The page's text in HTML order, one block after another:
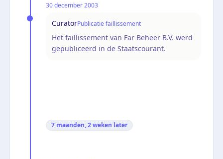
30 december 2003
CuratorPublicatie faillissement
Het faillissement van Far Beheer B.V. werd
gepubliceerd in de Staatscourant.
7 maanden, 2 weken later